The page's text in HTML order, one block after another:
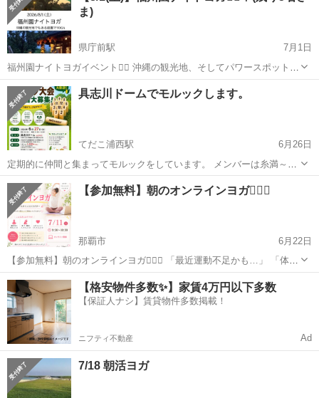
ま)
県庁前駅
7月1日
福州園ナイトヨガイベント🧘‍♀️ 沖縄の観光地、そしてパワースポットで
のヨガイベントです！ ヨガ初めての方、お友だちやご家族とご一緒で
も、どなたでもご参加可能です！ 是非お待ちしております！ 【日時】
18...
沖縄 那覇市 県庁前駅
具志川ドームでモルックします。
てだこ浦西駅
6月26日
定期的に仲間と集まってモルックをしています。 メンバーは糸満～国
頭といろいろな地域から参加で、20-50代。男女比は6:4くらいです。
老若男女問わずモルックを通して交流出来ると嬉しいです。 沖縄市近
郊で主に日曜・祝日に...
沖縄 うるま市 てだこ浦西駅 スポーツ モルック
【参加無料】朝のオンラインヨガ🧘‍♀️✨
那覇市
6月22日
【参加無料】朝のオンラインヨガ🧘‍♀️✨ 「最近運動不足かも…」 「体を
動かしたいけどジムは続かない💦」 「休日の朝を気持ちよくスタート
したい！」 そんな方にぴったりのオンラインヨガを開催します😊 ヨ
ガ...
沖縄 那覇市 スポーツ オンライン
【格安物件多数✨】家賃4万円以下多数
【保証人ナシ】賃貸物件多数掲載！
ニフティ不動産 Ad
7/18 朝活ヨガ